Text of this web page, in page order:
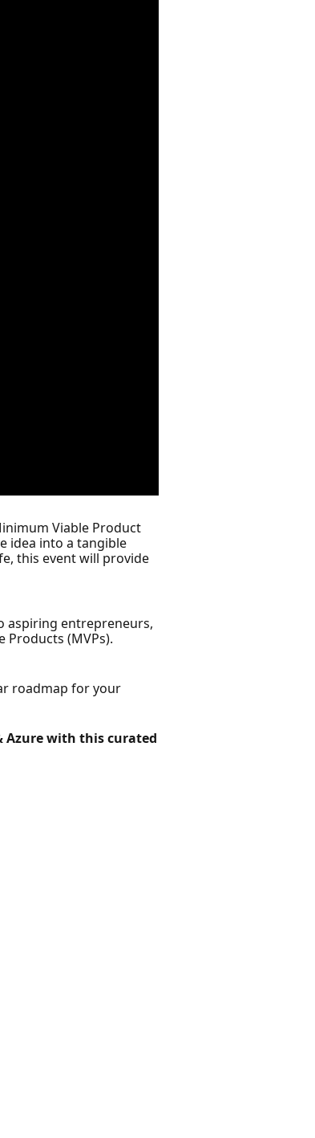
Viable Product
idea into a tangible
this event will provide
aspiring entrepreneurs,
(MVPs).
roadmap for your
Azure with this curated